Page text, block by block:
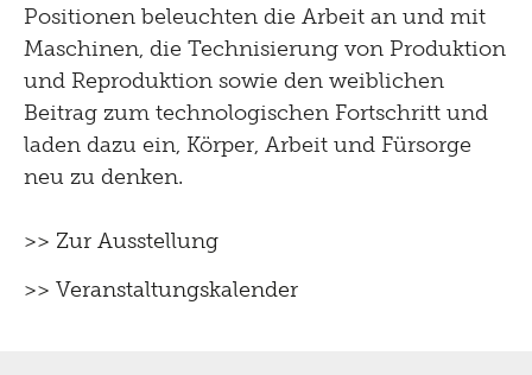
Positionen beleuchten die Arbeit an und mit
Maschinen, die Technisierung von Produktion
und Reproduktion sowie den weiblichen
Beitrag zum technologischen Fortschritt und
laden dazu ein, Körper, Arbeit und Fürsorge
neu zu denken.
>> Zur Ausstellung
>> Veranstaltungskalender